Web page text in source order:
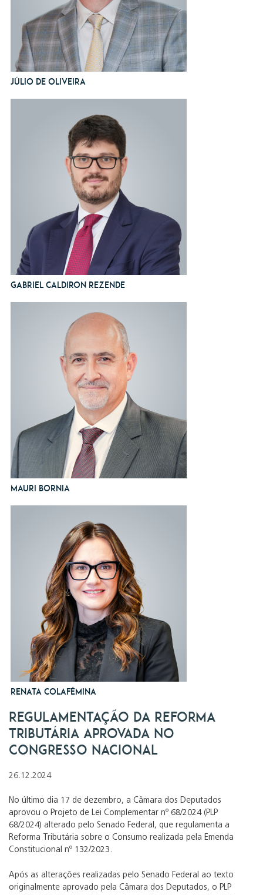
Júlio de Oliveira
Gabriel Caldiron Rezende
Mauri Bornia
Renata Colafêmina
Regulamentação da Reforma
Tributária Aprovada no
Congresso Nacional
26.12.2024
No último dia 17 de dezembro, a Câmara dos Deputados
aprovou o Projeto de Lei Complementar nº 68/2024 (PLP
68/2024) alterado pelo Senado Federal, que regulamenta a
Reforma Tributária sobre o Consumo realizada pela Emenda
Constitucional nº 132/2023.
Após as alterações realizadas pelo Senado Federal ao texto
originalmente aprovado pela Câmara dos Deputados, o PLP